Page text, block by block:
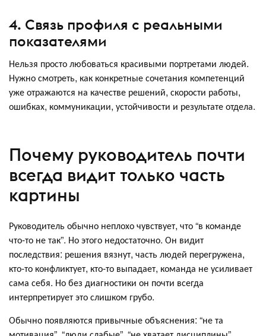
4. Связь профиля с реальными
показателями
Нельзя просто любоваться красивыми портретами людей.
Нужно смотреть, как конкретные сочетания компетенций
уже отражаются на качестве решений, скорости работы,
ошибках, коммуникации, устойчивости и результате отдела.
Почему руководитель почти
всегда видит только часть
картины
Руководитель обычно неплохо чувствует, что “в команде
что-то не так”. Но этого недостаточно. Он видит
последствия: решения вязнут, часть людей перегружена,
кто-то конфликтует, кто-то выпадает, команда не усиливает
сама себя. Но без диагностики он почти всегда
интерпретирует это слишком грубо.
Обычно появляются привычные объяснения: “не та